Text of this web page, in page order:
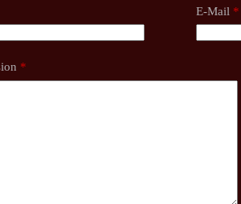
E-Mail *
*